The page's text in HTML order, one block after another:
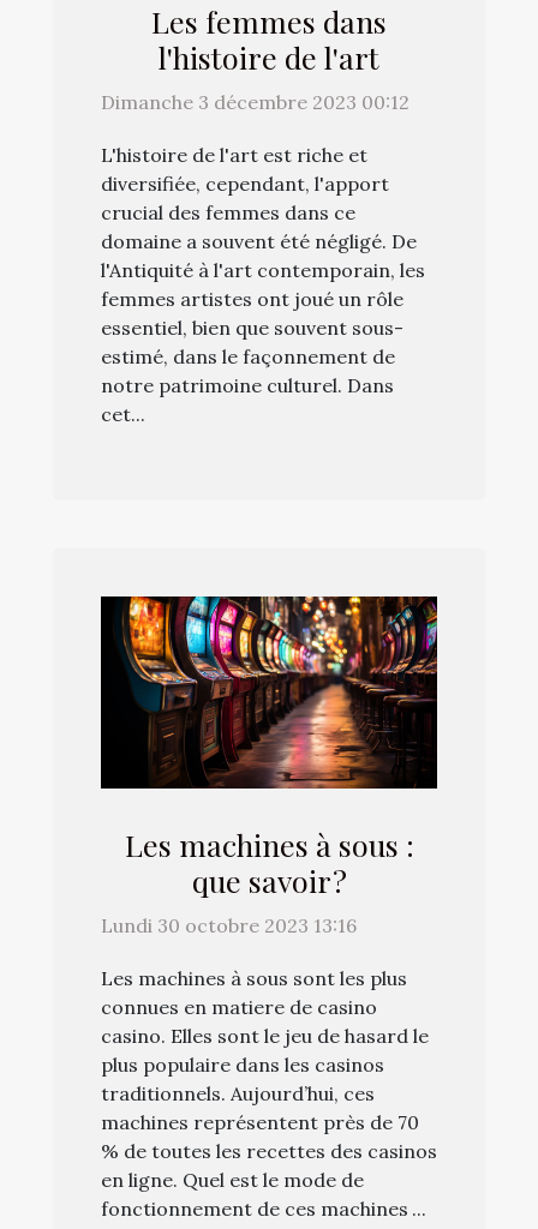
Les femmes dans
l'histoire de l'art
Dimanche 3 décembre 2023 00:12
L'histoire de l'art est riche et
diversifiée, cependant, l'apport
crucial des femmes dans ce
domaine a souvent été négligé. De
l'Antiquité à l'art contemporain, les
femmes artistes ont joué un rôle
essentiel, bien que souvent sous-
estimé, dans le façonnement de
notre patrimoine culturel. Dans
cet...
Les machines à sous :
que savoir ?
Lundi 30 octobre 2023 13:16
Les machines à sous sont les plus
connues en matiere de casino
casino. Elles sont le jeu de hasard le
plus populaire dans les casinos
traditionnels. Aujourd’hui, ces
machines représentent près de 70
% de toutes les recettes des casinos
en ligne. Quel est le mode de
fonctionnement de ces machines ...